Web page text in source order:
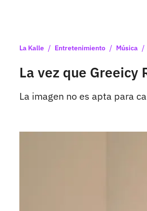
La Kalle / Entretenimiento / Música /
La vez que Greeicy
La imagen no es apta para